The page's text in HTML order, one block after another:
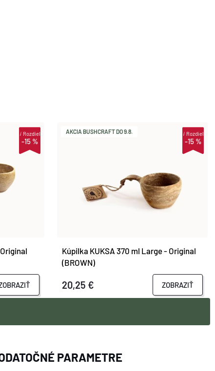
-15 %
iRozdiel AKCIA BUSHCRAFT DO 9.8.
-15 %
iRozdiel
Kúpilka KUKSA 370 ml Large - Original
(BROWN)
20,25 € ZOBRAZIŤ
PARAMETRE